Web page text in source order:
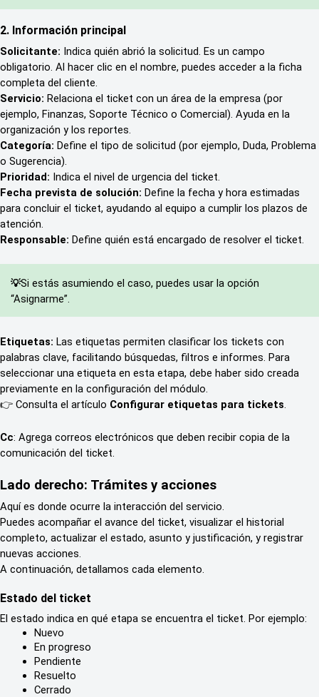
2. Información principal
Solicitante: Indica quién abrió la solicitud. Es un campo
obligatorio. Al hacer clic en el nombre, puedes acceder a la ficha
completa del cliente.
Servicio: Relaciona el ticket con un área de la empresa (por
ejemplo, Finanzas, Soporte Técnico o Comercial). Ayuda en la
organización y los reportes.
Categoría: Define el tipo de solicitud (por ejemplo, Duda, Problema
o Sugerencia).
Prioridad: Indica el nivel de urgencia del ticket.
Fecha prevista de solución: Define la fecha y hora estimadas
para concluir el ticket, ayudando al equipo a cumplir los plazos de
atención.
Responsable: Define quién está encargado de resolver el ticket.
💡Si estás asumiendo el caso, puedes usar la opción
“Asignarme”.
Etiquetas: Las etiquetas permiten clasificar los tickets con
palabras clave, facilitando búsquedas, filtros e informes. Para
seleccionar una etiqueta en esta etapa, debe haber sido creada
previamente en la configuración del módulo.
👉 Consulta el artículo Configurar etiquetas para tickets.
Cc: Agrega correos electrónicos que deben recibir copia de la
comunicación del ticket.
Lado derecho: Trámites y acciones
Aquí es donde ocurre la interacción del servicio.
Puedes acompañar el avance del ticket, visualizar el historial
completo, actualizar el estado, asunto y justificación, y registrar
nuevas acciones.
A continuación, detallamos cada elemento.
Estado del ticket
El estado indica en qué etapa se encuentra el ticket. Por ejemplo:
Nuevo
En progreso
Pendiente
Resuelto
Cerrado